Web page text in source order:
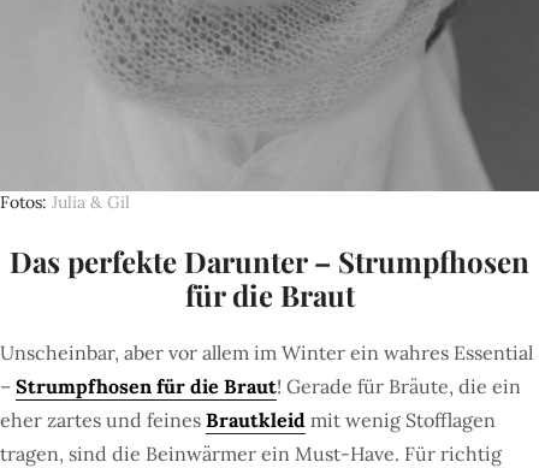
Fotos Julia & Gil
Das perfekte Darunter – Strumpfhosen
für die Braut
Unscheinbar, aber vor allem im Winter ein wahres Essential
– Strumpfhosen für die Braut! Gerade für Bräute, die ein
eher zartes und feines Brautkleid mit wenig Stofflagen
tragen, sind die Beinwärmer ein Must-Have. Für richtig